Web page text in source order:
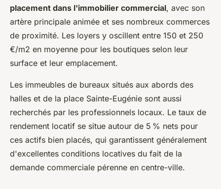
placement dans l'immobilier commercial, avec son
artère principale animée et ses nombreux commerces
de proximité. Les loyers y oscillent entre 150 et 250
€/m2 en moyenne pour les boutiques selon leur
surface et leur emplacement.
Les immeubles de bureaux situés aux abords des
halles et de la place Sainte-Eugénie sont aussi
recherchés par les professionnels locaux. Le taux de
rendement locatif se situe autour de 5 % nets pour
ces actifs bien placés, qui garantissent généralement
d'excellentes conditions locatives du fait de la
demande commerciale pérenne en centre-ville.